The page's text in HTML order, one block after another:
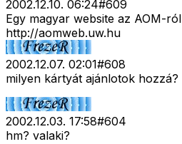
2002.12.10. 06:24#609
Egy magyar website az AOM-ról
http://aomweb.uw.hu
2002.12.07. 02:01#608
milyen kártyát ajánlotok hozzá?
2002.12.03. 17:58#604
hm? valaki?